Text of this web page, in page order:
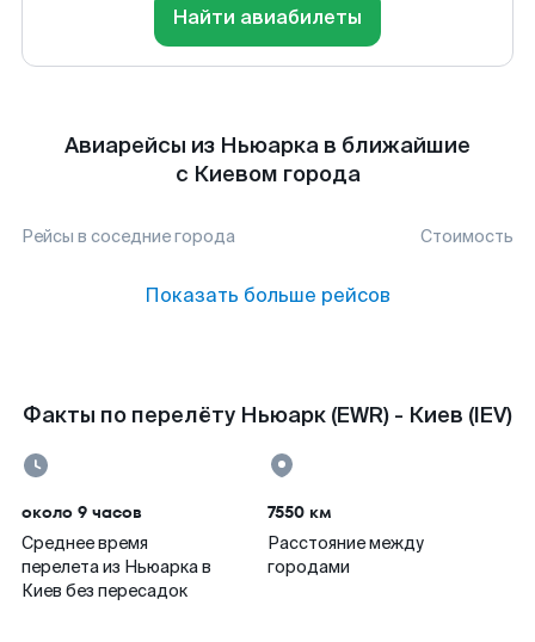
Найти авиабилеты
Авиарейсы из Ньюарка в ближайшие
с Киевом города
Рейсы в соседние города Стоимость
Показать больше рейсов
Факты по перелёту Ньюарк (EWR) - Киев (IEV)
около 9 часов
Среднее время
перелета из Ньюарка в
Киев без пересадок
7550 км
Расстояние между
городами